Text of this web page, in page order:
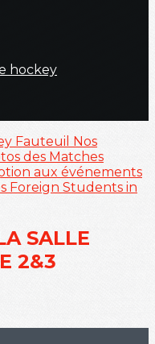
hockey
Fauteuil Nos
des Matches
aux événements
Foreign Students in
SALLE
2&3